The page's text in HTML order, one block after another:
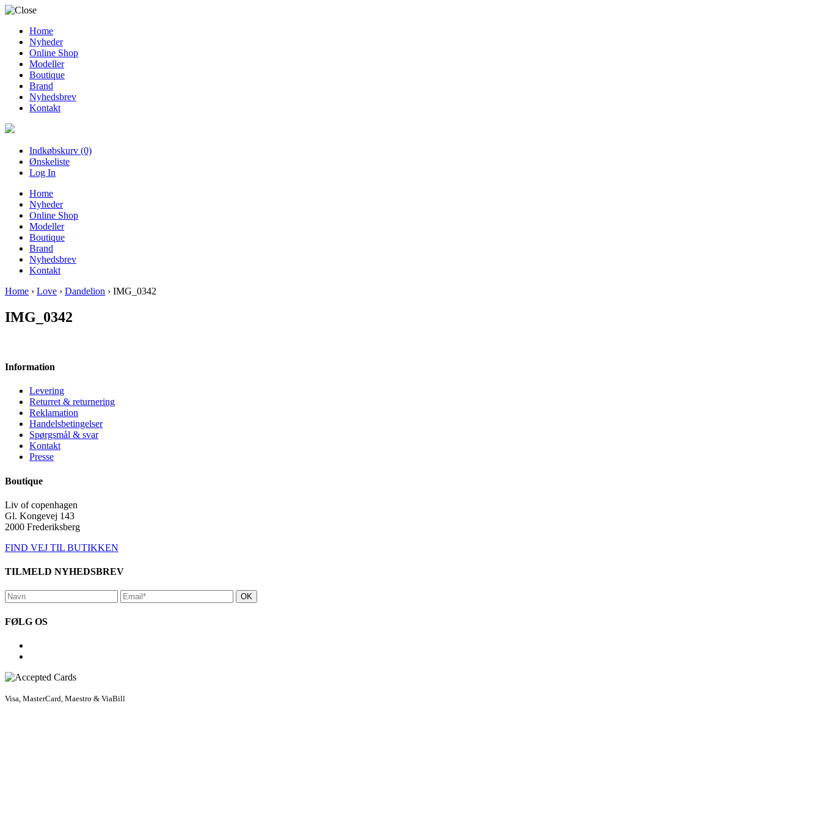
Home
Nyheder
Online Shop
Modeller
Boutique
Brand
Nyhedsbrev
Kontakt
Indkøbskurv (0)
Ønskeliste
Log In
Home
Nyheder
Online Shop
Modeller
Boutique
Brand
Nyhedsbrev
Kontakt
Home › Love › Dandelion › IMG_0342
IMG_0342
Information
Levering
Returret & returnering
Reklamation
Handelsbetingelser
Spørgsmål & svar
Kontakt
Presse
Boutique
Liv of copenhagen
Gl. Kongevej 143
2000 Frederiksberg
FIND VEJ TIL BUTIKKEN
TILMELD NYHEDSBREV
FØLG OS
Visa, MasterCard, Maestro & ViaBill